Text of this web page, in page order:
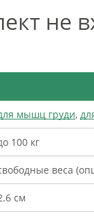
не
мышц груди,
100 кг
веса
см